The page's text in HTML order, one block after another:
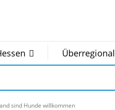
Überregional
sind Hunde willkommen